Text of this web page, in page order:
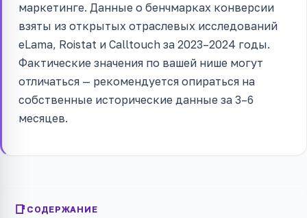
маркетинге. Данные о бенчмарках конверсии
взяты из открытых отраслевых исследований
eLama, Roistat и Calltouch за 2023–2024 годы.
Фактические значения по вашей нише могут
отличаться — рекомендуется опираться на
собственные исторические данные за 3–6
месяцев.
СОДЕРЖАНИЕ